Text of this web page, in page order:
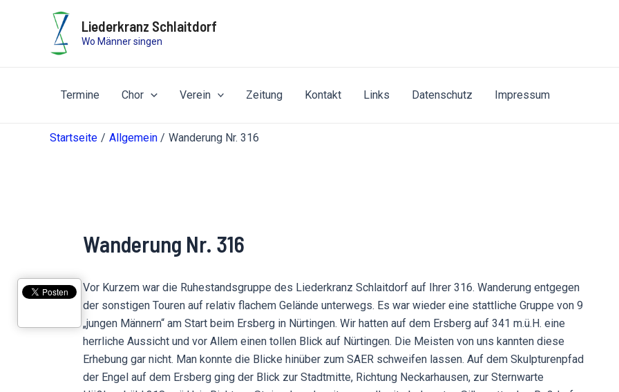
Liederkranz Schlaitdorf
Wo Männer singen
Termine Chor Verein Zeitung Kontakt Links Datenschutz Impressum
Startseite Allgemein Wanderung Nr. 316
Wanderung Nr. 316
Vor Kurzem war die Ruhestandsgruppe des Liederkranz Schlaitdorf auf Ihrer 316. Wanderung entgegen
der sonstigen Touren auf relativ flachem Gelände unterwegs. Es war wieder eine stattliche Gruppe von 9
„jungen Männern“ am Start beim Ersberg in Nürtingen. Wir hatten auf dem Ersberg auf 341 m.ü.H. eine
herrliche Aussicht und vor Allem einen tollen Blick auf Nürtingen. Die Meisten von uns kannten diese
Erhebung gar nicht. Man konnte die Blicke hinüber zum SAER schweifen lassen. Auf dem Skulpturenpfad
der Engel auf dem Ersberg ging der Blick zur Stadtmitte, Richtung Neckarhausen, zur Sternwarte